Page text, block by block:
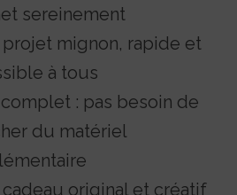
sereinement
projet mignon, rapide et
à tous
complet : pas besoin de
du matériel
cadeau original et créatif